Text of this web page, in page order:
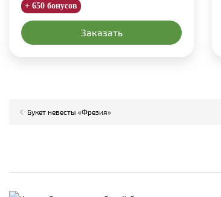
Букет невесты «Фрезия»
+ 650 бонусов
Заказать